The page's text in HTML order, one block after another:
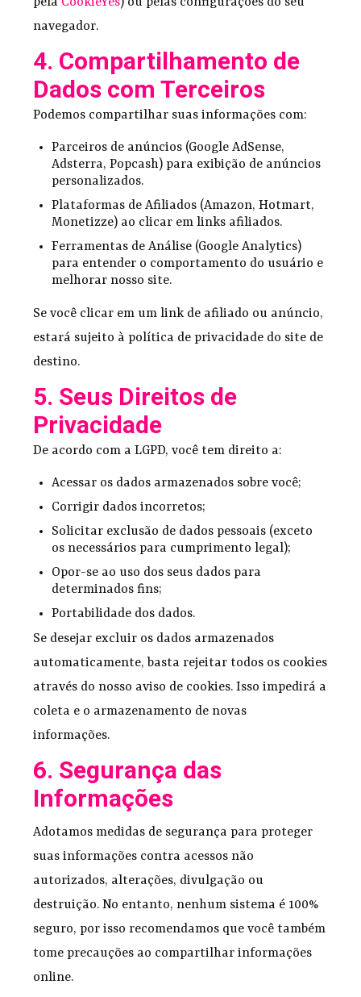
navegador.
4. Compartilhamento de
Dados com Terceiros
Podemos compartilhar suas informações com:
Parceiros de anúncios (Google AdSense,
Adsterra, Popcash) para exibição de anúncios
personalizados.
Plataformas de Afiliados (Amazon, Hotmart,
Monetizze) ao clicar em links afiliados.
Ferramentas de Análise (Google Analytics)
para entender o comportamento do usuário e
melhorar nosso site.
Se você clicar em um link de afiliado ou anúncio,
estará sujeito à política de privacidade do site de
destino.
5. Seus Direitos de
Privacidade
De acordo com a LGPD, você tem direito a:
Acessar os dados armazenados sobre você;
Corrigir dados incorretos;
Solicitar exclusão de dados pessoais (exceto
os necessários para cumprimento legal);
Opor-se ao uso dos seus dados para
determinados fins;
Portabilidade dos dados.
Se desejar excluir os dados armazenados
automaticamente, basta rejeitar todos os cookies
através do nosso aviso de cookies. Isso impedirá a
coleta e o armazenamento de novas
informações.
6. Segurança das
Informações
Adotamos medidas de segurança para proteger
suas informações contra acessos não
autorizados, alterações, divulgação ou
destruição. No entanto, nenhum sistema é 100%
seguro, por isso recomendamos que você também
tome precauções ao compartilhar informações
online.